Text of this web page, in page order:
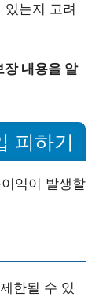
는지 고려
장 내용을 알
피하기
익이 발생할
한될 수 있